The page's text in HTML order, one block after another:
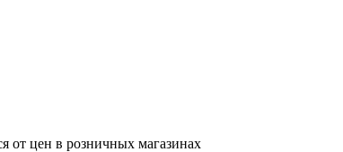
от цен в розничных магазинах